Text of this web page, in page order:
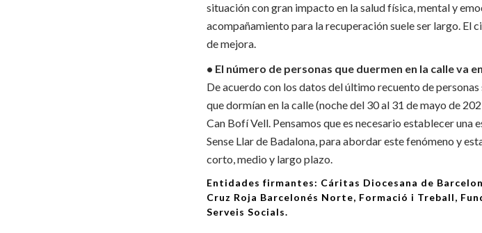
situación con gran impacto en la salud física, mental y
acompañamiento para la recuperación suele ser largo. El
de mejora.
• El número de personas que duermen en la calle va
De acuerdo con los datos del último recuento de
que dormían en la calle (noche del 30 al 31 de mayo de
Can Bofí Vell. Pensamos que es necesario establecer
Sense Llar de Badalona, ​​para abordar este fenómeno y
corto, medio y largo plazo.
Entidades firmantes: Cáritas Diocesana de
Cruz Roja Barcelonés Norte, Formació i Treball,
Serveis Socials.